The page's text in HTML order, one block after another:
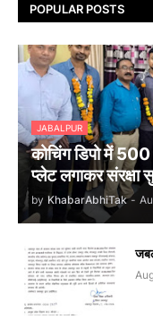
POPULAR POSTS
JABALPUR
कोचिंग डिपो में
प्लेट लगाकर संरक्षा
by KhabarAbhiTak -